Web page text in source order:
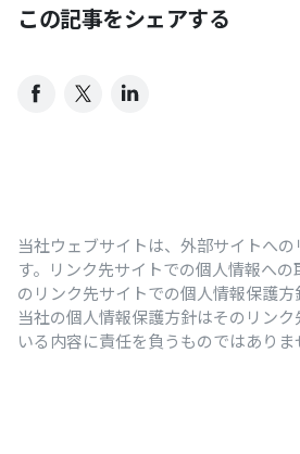
この記事をシェアする
当社ウェブサイトは、外部サイトへ
す。リンク先サイトでの個人情報へ
のリンク先サイトでの個人情報保護方
当社の個人情報保護方針はそのリン
いる内容に責任を負うものではありま